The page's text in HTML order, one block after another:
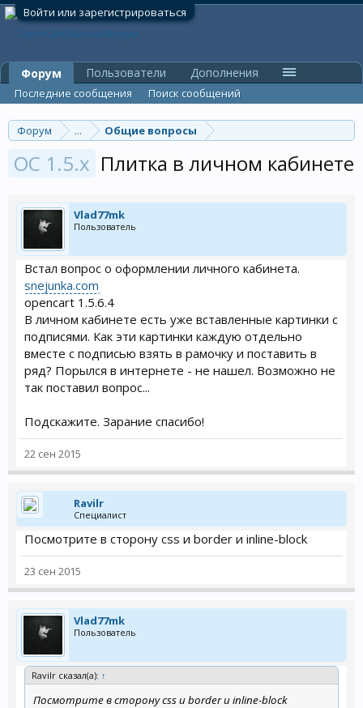
Войти или зарегистрироваться
Форум ... Общие вопросы
OC 1.5.x Плитка в личном кабинете
Vlad77mk
Пользователь
Встал вопрос о оформлении личного кабинета.
snejunka.com
opencart 1.5.6.4
В личном кабинете есть уже вставленные картинки с
подписями. Как эти картинки каждую отдельно
вместе с подписью взять в рамочку и поставить в
ряд? Порылся в интернете - не нашел. Возможно не
так поставил вопрос...
Подскажите. Зарание спасибо!
22 сен 2015
Ravilr
Специалист
Посмотрите в сторону css и border и inline-block
23 сен 2015
Vlad77mk
Пользователь
Ravilr сказал(а): ↑
Посмотрите в сторону css и border и inline-block
Форум
Последние сообщения Поиск сообщений
Пользователи Дополнения